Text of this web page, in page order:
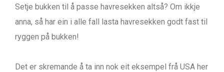
Setje bukken til å passe havresekken altså? Om ikkje
anna, så har ein i alle fall lasta havresekken godt fast til
ryggen på bukken!
Det er skremande å ta inn nok eit eksempel frå USA her